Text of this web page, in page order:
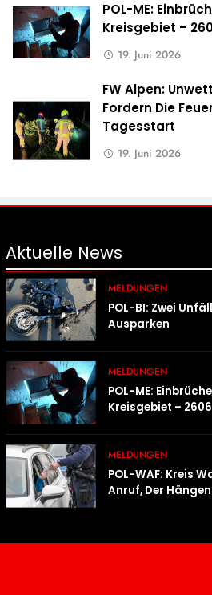
POL-ME:
Kreisgebiet –
19. Juni 2026
FW Alpen:
Fordern Die
Tagesstart
19. Juni 2026
Aktuelle News
MELDUNGEN
POL-BI: Zwei
Ausparken
MELDUNGEN
POL-ME:
Kreisgebiet –
MELDUNGEN
POL-WAF: Kreis
Anruf, Der Hängen